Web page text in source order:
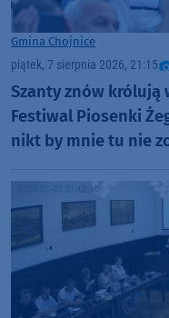
Gmina Chojnice
piątek, 7 sierpnia 2026, 21:15
Szanty znów królują
Festiwal Piosenki
nikt by mnie tu nie